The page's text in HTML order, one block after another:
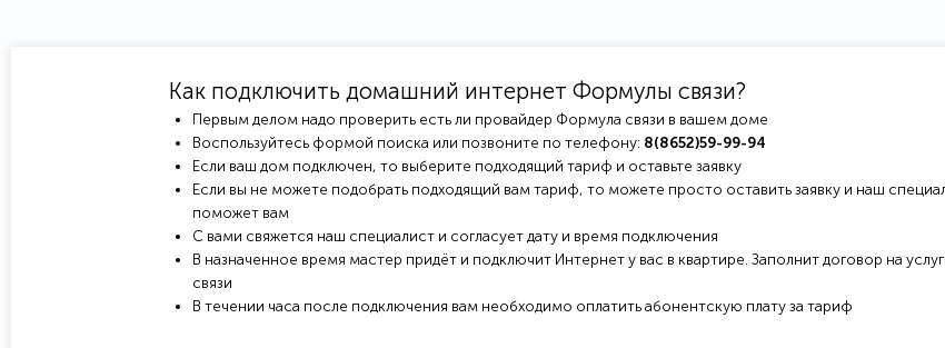
Как подключить домашний интернет Формулы связи?
Первым делом надо проверить есть ли провайдер Формула связи в вашем доме
Воспользуйтесь формой поиска или позвоните по телефону: 8(8652)59-99-94
Если ваш дом подключен, то выберите подходящий тариф и оставьте заявку
Если вы не можете подобрать подходящий вам тариф, то можете просто оставить заявку и наш
поможет вам
С вами свяжется наш специалист и согласует дату и время подключения
В назначенное время мастер придёт и подключит Интернет у вас в квартире. Заполнит договор на
связи
В течении часа после подключения вам необходимо оплатить абонентскую плату за тариф